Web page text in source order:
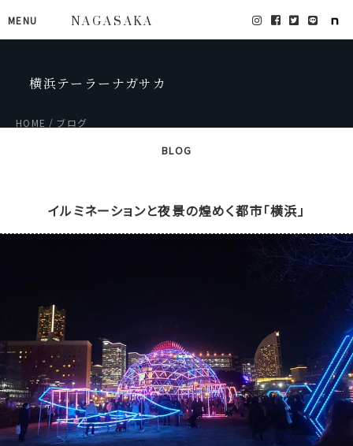
MENU NAGASAKA
横浜テーラーナガサカ
HOME ブログ
BLOG
イルミネーションと夜景の煌めく都市「横浜」